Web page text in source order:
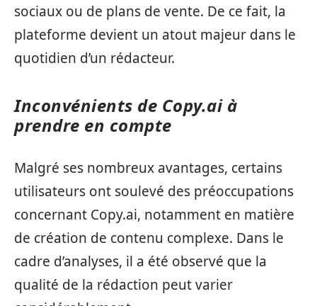
sociaux ou de plans de vente. De ce fait, la
plateforme devient un atout majeur dans le
quotidien d’un rédacteur.
Inconvénients de Copy.ai à
prendre en compte
Malgré ses nombreux avantages, certains
utilisateurs ont soulevé des préoccupations
concernant Copy.ai, notamment en matière
de création de contenu complexe. Dans le
cadre d’analyses, il a été observé que la
qualité de la rédaction peut varier